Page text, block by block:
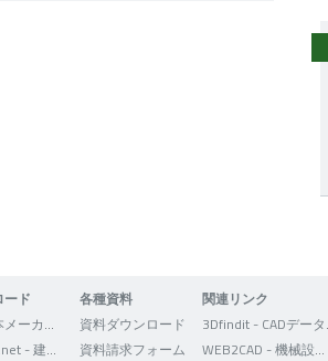
ード 各種資料
資料ダウンロード
資料請求フォーム
関連リンク